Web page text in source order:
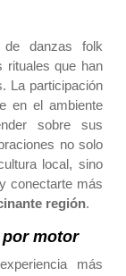
de danzas folk
rituales que han
La participación
en el ambiente
sobre sus
no solo
local, sino
conectarte más
región.
por motor
más